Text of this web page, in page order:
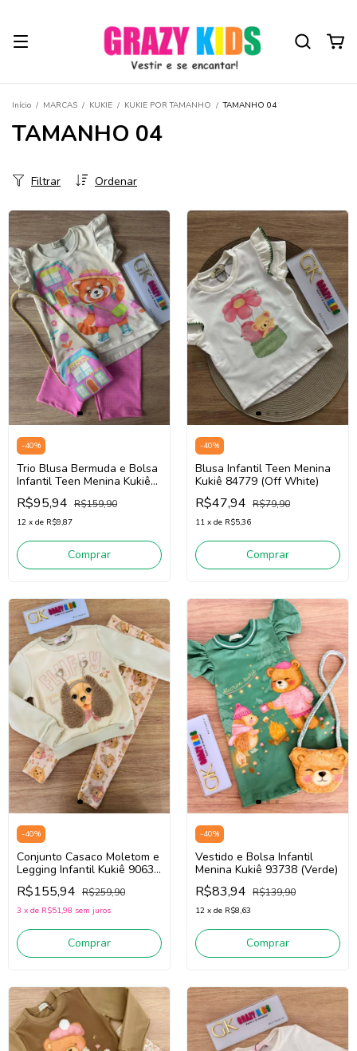
Início / MARCAS / KUKIE / KUKIE POR TAMANHO / TAMANHO 04
TAMANHO 04
Ordenar
Filtrar
-40%
Trio Blusa Bermuda e Bolsa
Infantil Teen Menina Kukiê
84527 (Bege Claro/Rosa)
R$95,94 R$159,90
12 x de R$9,87
Comprar
-40%
Blusa Infantil Teen Menina
Kukiê 84779 (Off White)
R$47,94 R$79,90
11 x de R$5,36
Comprar
-40%
Conjunto Casaco Moletom e
Legging Infantil Kukiê 90635
(Bege Claro/Rosa)
R$155,94 R$259,90
3 x de R$51,98 sem juros
Comprar
-40%
Vestido e Bolsa Infantil
Menina Kukiê 93738 (Verde)
R$83,94 R$139,90
12 x de R$8,63
Comprar